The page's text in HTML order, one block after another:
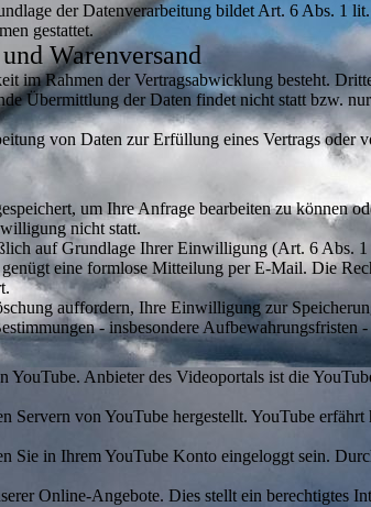
der Datenverarbeitung bildet Art. 6 Abs. 1
gestattet.
Warenversand
im Rahmen der Vertragsabwicklung besteht.
Übermittlung der Daten findet nicht statt bzw.
von Daten zur Erfüllung eines Vertrags oder
um Ihre Anfrage bearbeiten zu können
nicht statt.
auf Grundlage Ihrer Einwilligung (Art. 6 Abs.
eine formlose Mitteilung per E-Mail. Die
auffordern, Ihre Einwilligung zur
- insbesondere Aufbewahrungsfristen
Anbieter des Videoportals ist die
von YouTube hergestellt. YouTube erfährt
Sie in Ihrem YouTube Konto eingeloggt sein.
Online-Angebote. Dies stellt ein berechtigtes